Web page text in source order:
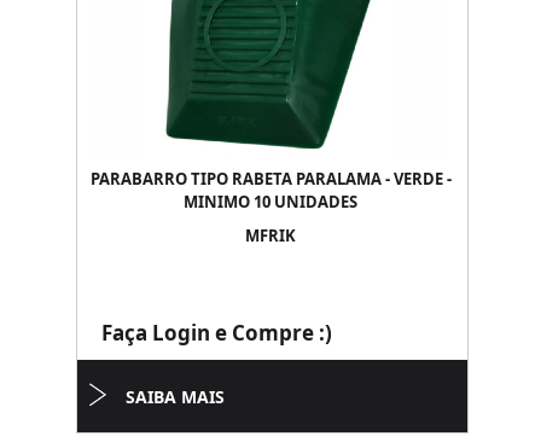
PARABARRO TIPO RABETA PARALAMA - VERDE -
MINIMO 10 UNIDADES
MFRIK
Faça Login e Compre :)
SAIBA MAIS